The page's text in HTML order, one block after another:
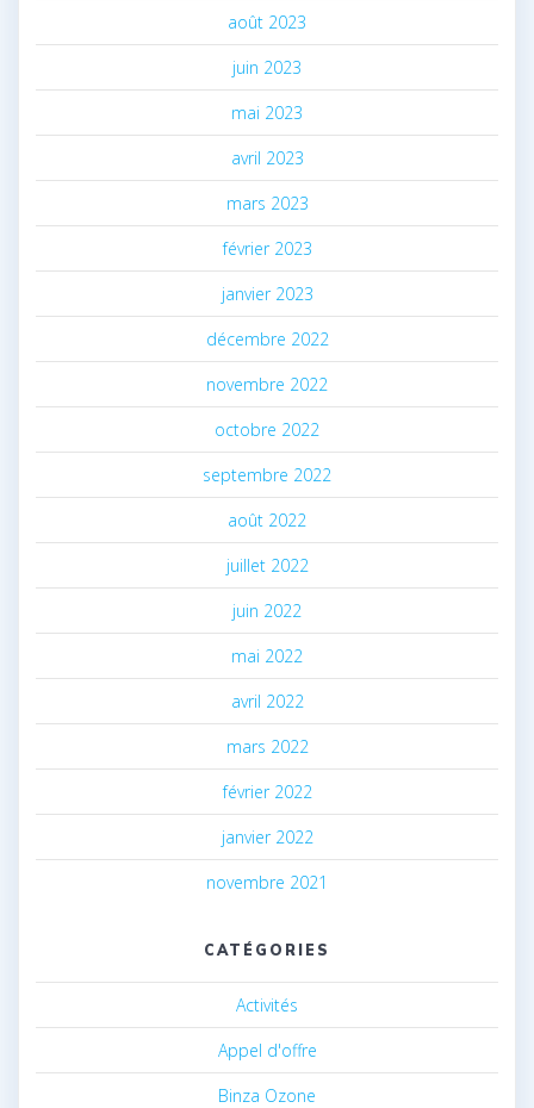
août 2023
juin 2023
mai 2023
avril 2023
mars 2023
février 2023
janvier 2023
décembre 2022
novembre 2022
octobre 2022
septembre 2022
août 2022
juillet 2022
juin 2022
mai 2022
avril 2022
mars 2022
février 2022
janvier 2022
novembre 2021
CATÉGORIES
Activités
Appel d'offre
Binza Ozone